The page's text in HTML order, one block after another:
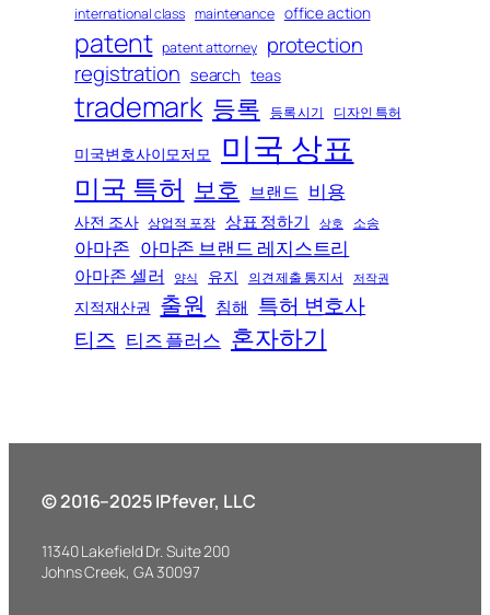
international class maintenance office action
patent patent attorney protection
registration search teas
trademark 등록 등록 시기 디자인 특허
미국변호사이모저모 미국 상표
미국 특허 보호 브랜드 비용
사전 조사 상업적 포장 상표 정하기 상호 소송
아마존 아마존 브랜드 레지스트리
아마존 셀러 양식 유지 의견 제출 통지서 저작권
지적재산권 출원 침해 특허 변호사
티즈 티즈 플러스 혼자하기
© 2016–2025 IPfever, LLC
11340 Lakefield Dr. Suite 200
Johns Creek, GA 30097